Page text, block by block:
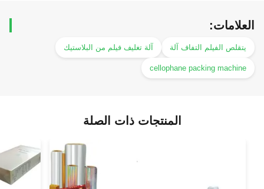
العلامات:
يتقلص الفيلم التفاف آلة آلة تغليف فيلم من البلاستيك
cellophane packing machine
المنتجات ذات الصلة